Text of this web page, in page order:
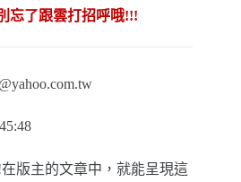
忘了跟雲打招呼哦!!!
版主的文章中，就能呈現這